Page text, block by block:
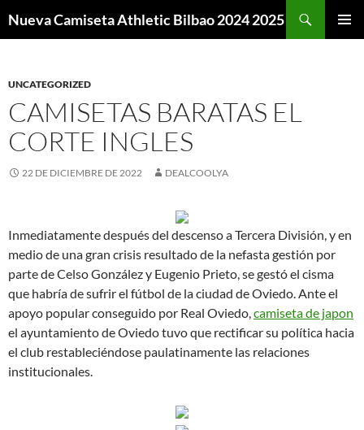
Nueva Camiseta Athletic Bilbao 2024 2025
UNCATEGORIZED
CAMISETAS BARATAS EL
CORTE INGLES
22 DE DICIEMBRE DE 2022 DEALCOOLYA
Inmediatamente después del descenso a Tercera División, y en
medio de una gran crisis resultado de la nefasta gestión por
parte de Celso González y Eugenio Prieto, se gestó el cisma
que habría de sufrir el fútbol de la ciudad de Oviedo. Ante el
apoyo popular conseguido por Real Oviedo,camiseta de japon
el ayuntamiento de Oviedo tuvo que rectificar su política hacia
el club restableciéndose paulatinamente las relaciones
institucionales.